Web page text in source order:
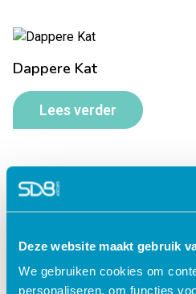
Deze website maakt gebruik
We gebruiken cookies om
personaliseren, om functies
Dappere Kat
Lees verder
De mensen om mij heen
Lees verder